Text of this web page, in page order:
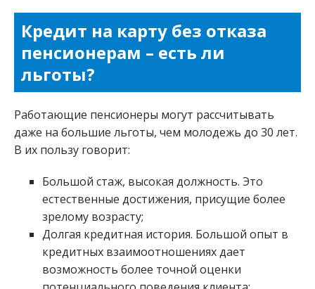
Кредит на карту без отказа
пенсионерам – есть ли
льготы?
Работающие пенсионеры могут рассчитывать
даже на большие льготы, чем молодежь до 30 лет.
В их пользу говорит:
Большой стаж, высокая должность. Это
естественные достижения, присущие более
зрелому возрасту;
Долгая кредитная история. Большой опыт в
кредитных взаимоотношениях дает
возможность более точной оценки